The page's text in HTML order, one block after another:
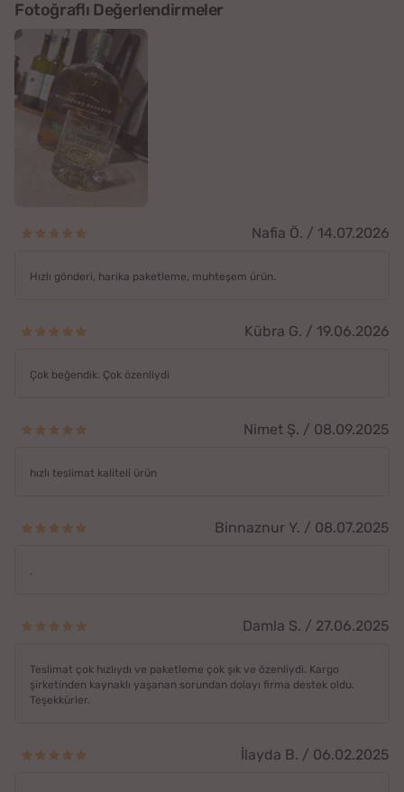
Fotoğraflı Değerlendirmeler
Nafia Ö. / 14.07.2026
Hızlı gönderi, harika paketleme, muhteşem ürün.
Kübra G. / 19.06.2026
Çok beğendik. Çok özenliydi
Nimet Ş. / 08.09.2025
hızlı teslimat kaliteli ürün
Binnaznur Y. / 08.07.2025
Damla S. / 27.06.2025
Teslimat çok hızlıydı ve paketleme çok şık ve özenliydi. Kargo
şirketinden kaynaklı yaşanan sorundan dolayı firma destek oldu.
Teşekkürler.
İlayda B. / 06.02.2025